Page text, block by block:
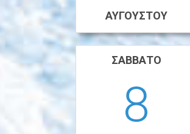
ΑΥΓΟΎΣΤΟΥ
ΣΆΒΒΑΤΟ
8